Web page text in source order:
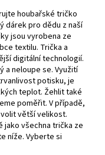
houbařské tričko
dárek pro dědu z naší
jsou vyrobena ze
textilu. Trička a
digitální technologií.
a neloupe se. Využití
potisku, je
teplot. Žehlit také
poměřit. V případě,
větší velikost.
jako všechna trička ze
níže. Vyberte si